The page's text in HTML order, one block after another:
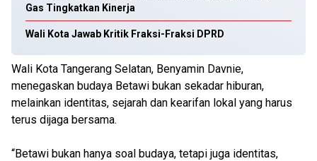
Gas Tingkatkan Kinerja
Wali Kota Jawab Kritik Fraksi-Fraksi DPRD
Wali Kota Tangerang Selatan, Benyamin Davnie,
menegaskan budaya Betawi bukan sekadar hiburan,
melainkan identitas, sejarah dan kearifan lokal yang harus
terus dijaga bersama.
“Betawi bukan hanya soal budaya, tetapi juga identitas,